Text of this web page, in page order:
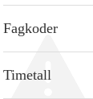
Fagkoder
Timetall